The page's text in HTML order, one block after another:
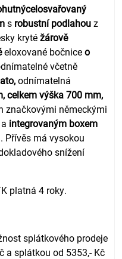
celosvařovaný
s robustní podlahouz
krytéžárově
eloxované bočniceo
včetně
odnímatelná
celkem výška 700 mm,
značkovými německými
a integrovaným boxem
Přívěs má vysokou
snížení
platná 4 roky.
splátkového prodeje
a splátkou od 5353,- Kč